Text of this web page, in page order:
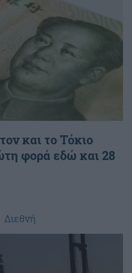
και το Τόκιο
φορά εδώ και 28
Διεθνή